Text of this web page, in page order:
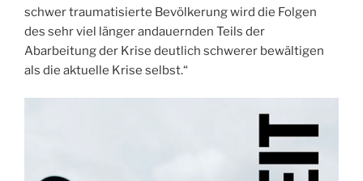
schwer traumatisierte Bevölkerung wird die Folgen
des sehr viel länger andauernden Teils der
Abarbeitung der Krise deutlich schwerer bewältigen
als die aktuelle Krise selbst.“